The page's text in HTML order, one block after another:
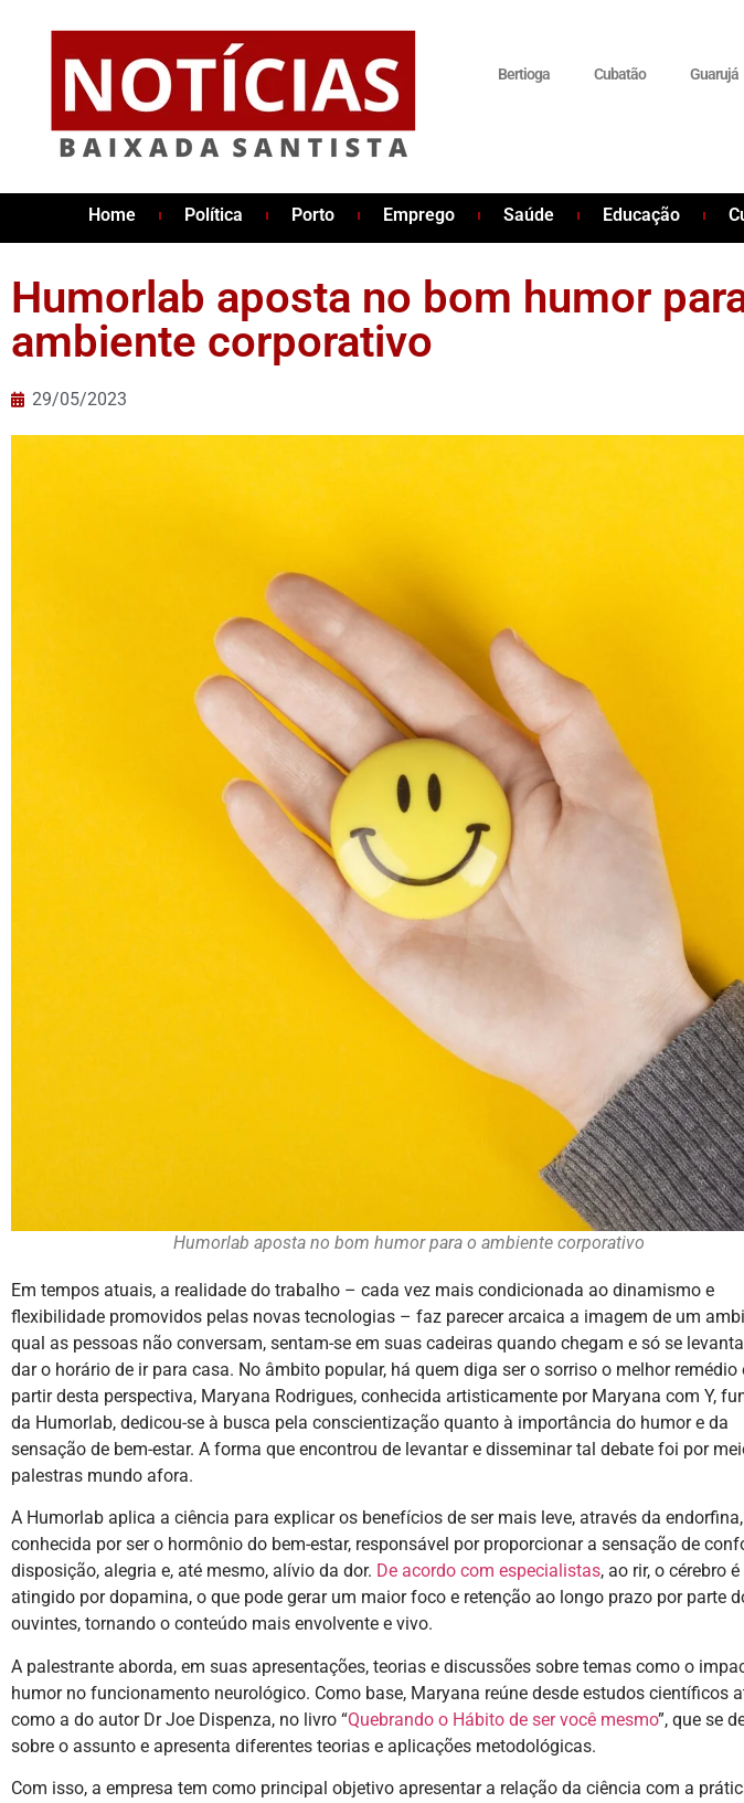
Bertioga Cubatão Guarujá
Home Política Porto Emprego Saúde Educação
Humorlab aposta no bom humor
ambiente corporativo
29/05/2023
Humorlab aposta no bom humor para o ambiente corporativo
Em tempos atuais, a realidade do trabalho – cada vez mais condicionada ao dinamismo e
flexibilidade promovidos pelas novas tecnologias – faz parecer arcaica a imagem de um
qual as pessoas não conversam, sentam-se em suas cadeiras quando chegam e só se
dar o horário de ir para casa. No âmbito popular, há quem diga ser o sorriso o melhor remédio
partir desta perspectiva, Maryana Rodrigues, conhecida artisticamente por Maryana com Y,
da Humorlab, dedicou-se à busca pela conscientização quanto à importância do humor e da
sensação de bem-estar. A forma que encontrou de levantar e disseminar tal debate foi por
palestras mundo afora.
A Humorlab aplica a ciência para explicar os benefícios de ser mais leve, através da
conhecida por ser o hormônio do bem-estar, responsável por proporcionar a sensação de
disposição, alegria e, até mesmo, alívio da dor. De acordo com especialistas, ao rir, o cérebro é
atingido por dopamina, o que pode gerar um maior foco e retenção ao longo prazo por parte
ouvintes, tornando o conteúdo mais envolvente e vivo.
A palestrante aborda, em suas apresentações, teorias e discussões sobre temas como o
humor no funcionamento neurológico. Como base, Maryana reúne desde estudos científicos
como a do autor Dr Joe Dispenza, no livro “Quebrando o Hábito de ser você mesmo”, que se
sobre o assunto e apresenta diferentes teorias e aplicações metodológicas.
Com isso, a empresa tem como principal objetivo apresentar a relação da ciência com a